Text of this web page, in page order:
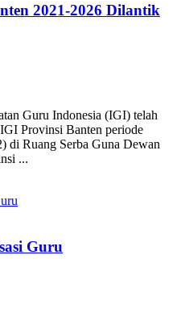
2021-2026 Dilantik
Guru Indonesia (IGI) telah
Provinsi Banten periode
di Ruang Serba Guna Dewan
...
Guru